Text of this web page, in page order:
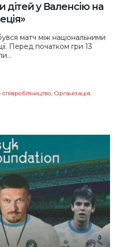
дітей у Валенсію на
матч між національними
Перед початком гри 13
Організація